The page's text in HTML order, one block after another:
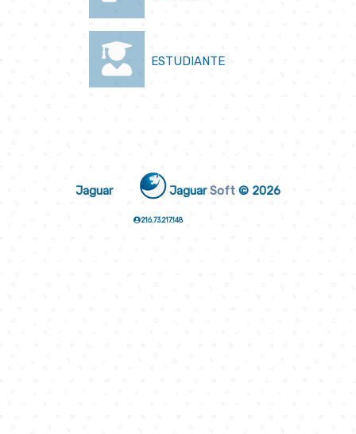
ESTUDIANTE
Jaguar JaguarSoft © 2026
216.73.217.148